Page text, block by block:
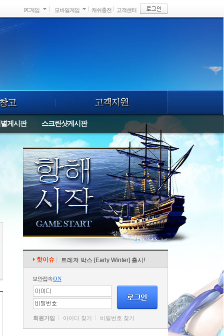
PC게임 모바일게임 캐쉬충전 고객센터
게시판 스크린샷게시판
핫이슈 트레져 박스 [Early Winter] 출시!
보안접속ON
회원가입 아이디 찾기 비밀번호 찾기